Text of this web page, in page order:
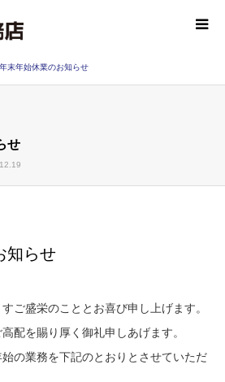
年末年始休業のお知らせ
せ
知らせ
ご盛栄のこととお喜び申し上げます。
配を賜り厚く御礼申しあげます。
の業務を下記のとおりとさせていただ